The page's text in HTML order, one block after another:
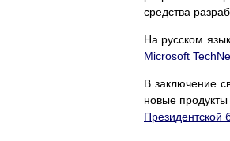
средства
На русском
Microsoft
В заключение
новые
Президентской